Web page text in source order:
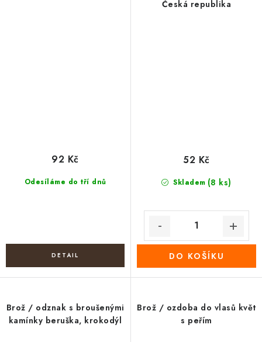
Odesíláme do tří dnů
92 Kč
Česká republika
Skladem (8 ks)
52 Kč
DO KOŠÍKU
Brož / odznak s broušenými
kamínky beruška, krokodýl
Brož / ozdoba do vlasů květ
s peřím